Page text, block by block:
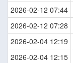
2026-02-12 07:44
2026-02-12 07:28
2026-02-04 12:19
2026-02-04 12:15